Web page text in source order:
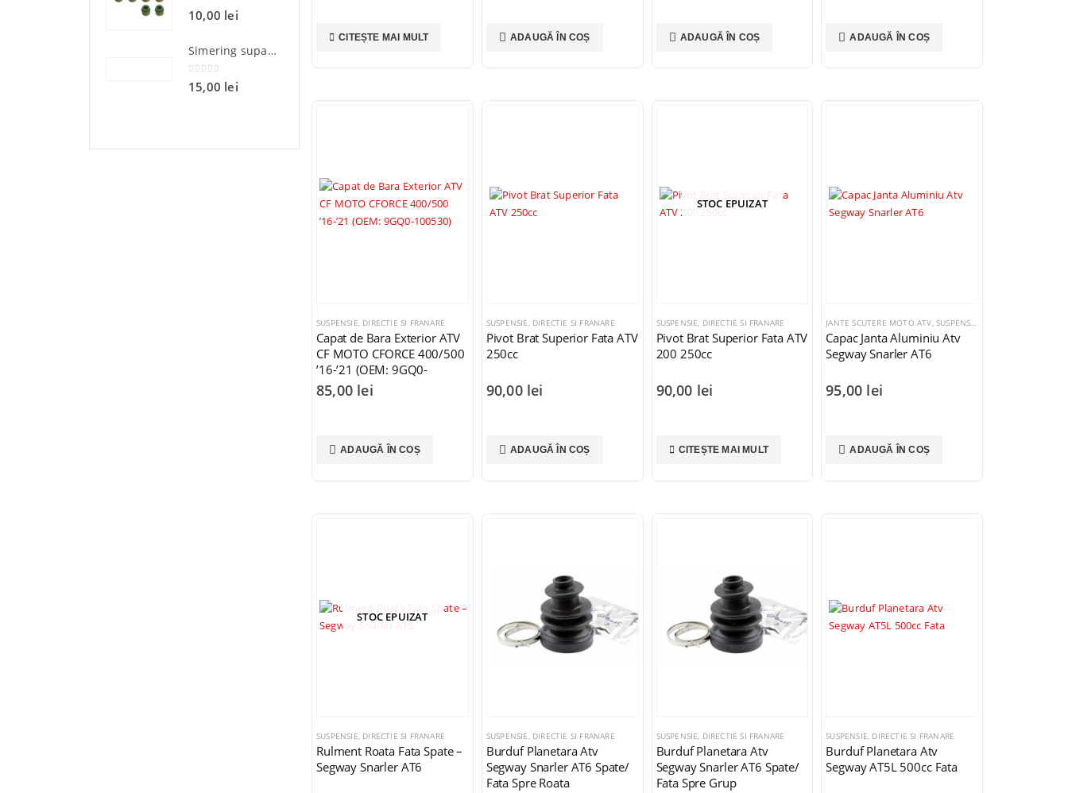
CITEȘTE MAI MULT ADAUGĂ ÎN COȘ ADAUGĂ ÎN COȘ ADAUGĂ ÎN COȘ
SUSPENSIE, DIRECTIE SI FRANARE
Capat de Bara Exterior ATV
CF MOTO CFORCE 400/500
’16-’21 (OEM: 9GQ0-
100530)
85,00 lei
ADAUGĂ ÎN COȘ
SUSPENSIE, DIRECTIE SI FRANARE
Pivot Brat Superior Fata ATV
250cc
90,00 lei
ADAUGĂ ÎN COȘ
STOC EPUIZAT
SUSPENSIE, DIRECTIE SI FRANARE
Pivot Brat Superior Fata ATV
200 250cc
90,00 lei
CITEȘTE MAI MULT
JANTE SCUTERE MOTO ATV,SUSPENSIE, DIRECTIE SI FRANARE
Capac Janta Aluminiu Atv
Segway Snarler AT6
95,00 lei
ADAUGĂ ÎN COȘ
STOC EPUIZAT
SUSPENSIE, DIRECTIE SI FRANARE
Rulment Roata Fata Spate –
Segway Snarler AT6
SUSPENSIE, DIRECTIE SI FRANARE
Burduf Planetara Atv
Segway Snarler AT6 Spate/
Fata Spre Roata
SUSPENSIE, DIRECTIE SI FRANARE
Burduf Planetara Atv
Segway Snarler AT6 Spate/
Fata Spre Grup
SUSPENSIE, DIRECTIE SI FRANARE
Burduf Planetara Atv
Segway AT5L 500cc Fata
0 din 5
10,00 lei
Simering supapa Polaris Sportsman Ranger RZR 600 700 800 Bronco AT-09696 OEM 5411895
0 din 5
15,00 lei